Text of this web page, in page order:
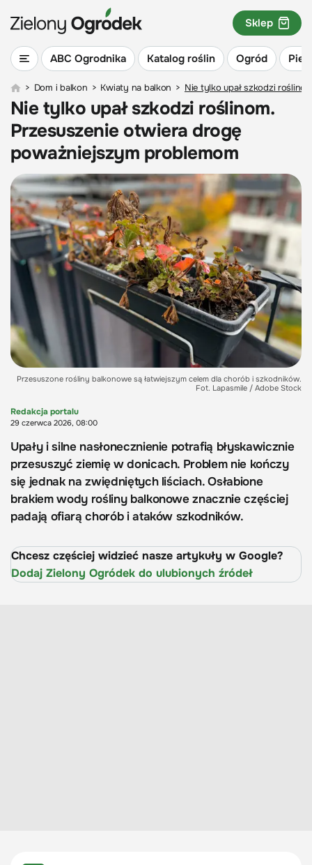
ABC Ogrodnika Katalog roślin Ogród
Sklep
> Dom i balkon > Kwiaty na balkon > Nie tylko upał szkodzi
Nie tylko upał szkodzi roślinom.
Przesuszenie otwiera drogę
poważniejszym problemom
Przesuszone rośliny balkonowe są łatwiejszym celem dla chorób i szkodników.
Fot. Lapasmile / Adobe Stock
Redakcja portalu
29 czerwca 2026, 08:00
Upały i silne nasłonecznienie potrafią błyskawicznie
przesuszyć ziemię w donicach. Problem nie kończy
się jednak na zwiędniętych liściach. Osłabione
brakiem wody rośliny balkonowe znacznie częściej
padają ofiarą chorób i ataków szkodników.
Chcesz częściej widzieć nasze artykuły w Google?
Dodaj Zielony Ogródek do ulubionych źródeł